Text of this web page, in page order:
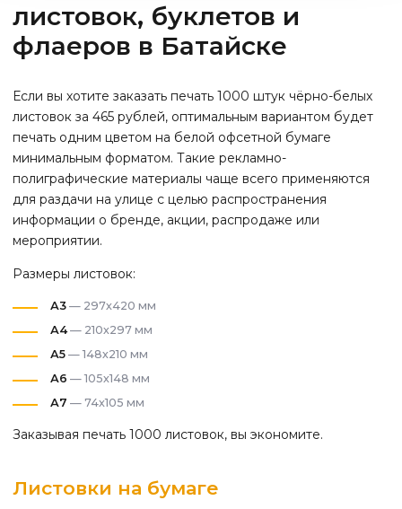
листовок, буклетов и
флаеров в Батайске
Если вы хотите заказать печать 1000 штук чёрно-белых
листовок за 465 рублей, оптимальным вариантом будет
печать одним цветом на белой офсетной бумаге
минимальным форматом. Такие рекламно-
полиграфические материалы чаще всего применяются
для раздачи на улице с целью распространения
информации о бренде, акции, распродаже или
мероприятии.
Размеры листовок:
А3 — 297х420 мм
А4— 210х297 мм
А5 — 148х210 мм
А6 — 105х148 мм
А7 — 74х105 мм
Заказывая печать 1000 листовок, вы экономите.
Листовки на бумаге